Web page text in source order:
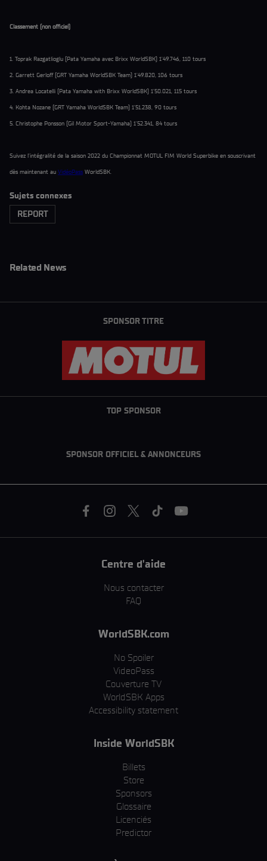
Classement (non officiel)
1. Toprak Razgatlioglu (Pata Yamaha avec Brixx WorldSBK) 1'49.746, 110 tours
2. Garrett Gerloff (GRT Yamaha WorldSBK Team) 1'49.820, 106 tours
3. Andrea Locatelli (Pata Yamaha with Brixx WorldSBK) 1'50.021, 115 tours
4. Kohta Nozane (GRT Yamaha WorldSBK Team) 1'51.238, 90 tours
5. Christophe Ponsson (Gil Motor Sport-Yamaha) 1'52.341, 84 tours
Suivez l'intégralité de la saison 2022 du Championnat MOTUL FIM World Superbike en souscrivant
dès maintenant au VidéoPass WorldSBK.
Sujets connexes
REPORT
Related News
SPONSOR TITRE
TOP SPONSOR
SPONSOR OFFICIEL & ANNONCEURS
Centre d'aide
Nous contacter
FAQ
WorldSBK.com
No Spoiler
VideoPass
Couverture TV
WorldSBK Apps
Accessibility statement
Inside WorldSBK
Billets
Store
Sponsors
Glossaire
Licenciés
Predictor